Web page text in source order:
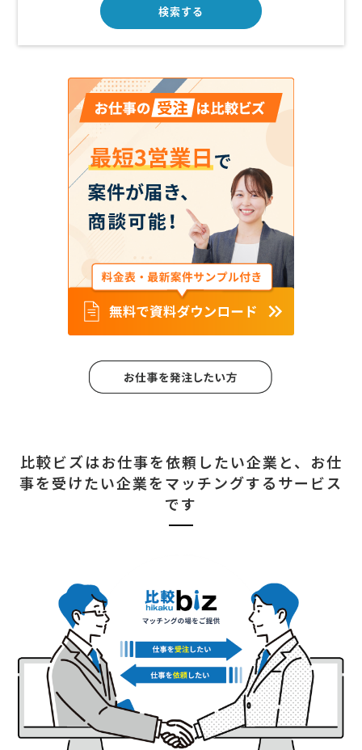
比較ビズはお仕事を依頼したい企業と、 お仕
事を受けたい企業をマッチングするサービス
です